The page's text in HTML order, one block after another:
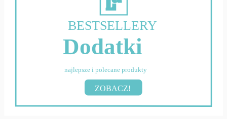
BESTSELLERY
Dodatki
najlepsze i polecane produkty
ZOBACZ!